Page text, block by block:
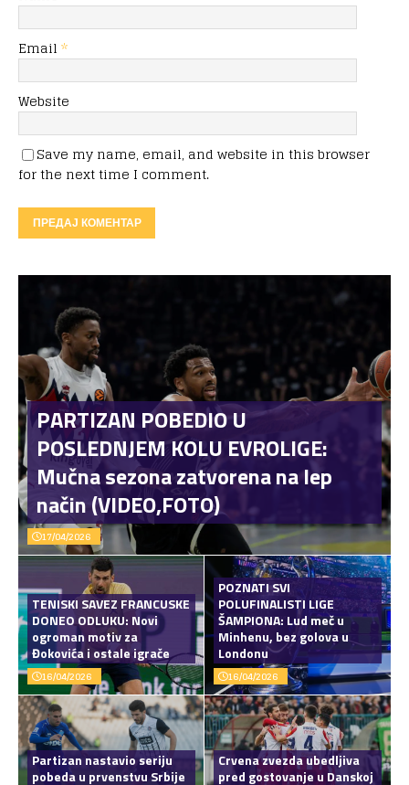
Email *
Website
Save my name, email, and website in this browser
for the next time I comment.
PARTIZAN POBEDIO U
POSLEDNJEM KOLU EVROLIGE:
Mučna sezona zatvorena na lep
način (VIDEO,FOTO)
17/04/2026
TENISKI SAVEZ FRANCUSKE
DONEO ODLUKU: Novi
ogroman motiv za
Đokovića i ostale igrače
16/04/2026
POZNATI SVI
POLUFINALISTI LIGE
ŠAMPIONA: Lud meč u
Minhenu, bez golova u
Londonu
16/04/2026
Partizan nastavio seriju
pobeda u prvenstvu Srbije
Crvena zvezda ubedljiva
pred gostovanje u Danskoj